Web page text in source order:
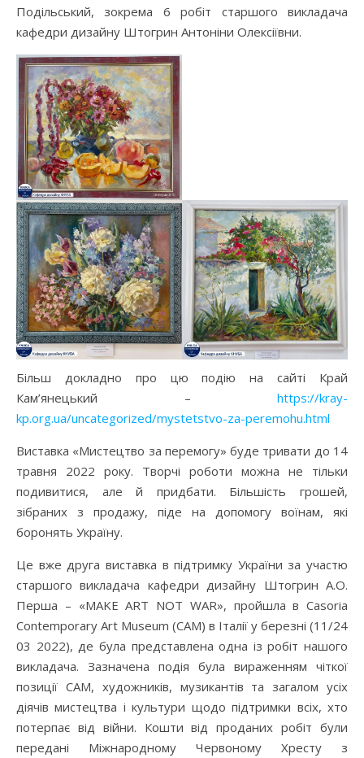
Подільський, зокрема 6 робіт старшого викладача
кафедри дизайну Штогрин Антоніни Олексіївни.
Більш докладно про цю подію на сайті Край
Кам’янецький – https://kray-
kp.org.ua/uncategorized/mystetstvo-za-peremohu.html
Виставка «Мистецтво за перемогу» буде тривати до 14
травня 2022 року. Творчі роботи можна не тільки
подивитися, але й придбати. Більшість грошей,
зібраних з продажу, піде на допомогу воїнам, які
боронять Україну.
Це вже друга виставка в підтримку України за участю
старшого викладача кафедри дизайну Штогрин А.О.
Перша – «MAKE ART NOT WAR», пройшла в Casoria
Contemporary Art Museum (CAM) в Італії у березні (11/24
03 2022), де була представлена одна із робіт нашого
викладача. Зазначена подія була вираженням чіткої
позиції CAM, художників, музикантів та загалом усіх
діячів мистецтва і культури щодо підтримки всіх, хто
потерпає від війни. Кошти від проданих робіт були
передані Міжнародному Червоному Хресту з